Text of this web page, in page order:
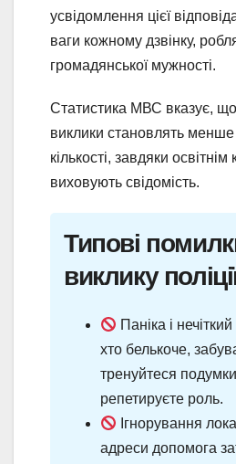
усвідомлення цієї
ваги кожному дзвінку,
громадянської мужності.
Статистика МВС вказує,
виклики становлять менше
кількості, завдяки
виховують свідомість.
Типові
виклику
Паніка і
хто белькоче,
тренуйтеся
репетируєте роль.
Ігнорування
адреси допомога